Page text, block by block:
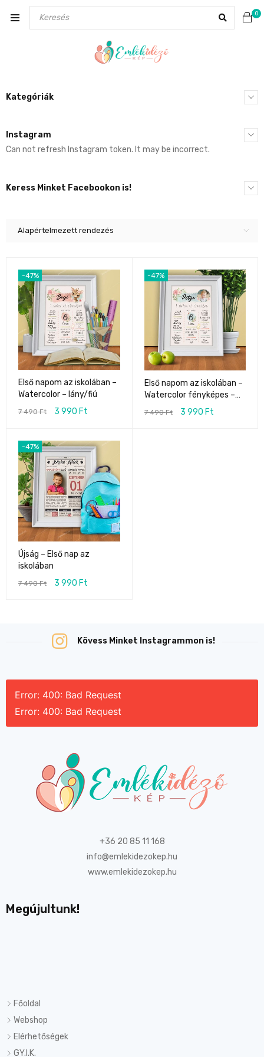
0
Kategóriák
Instagram
Can not refresh Instagram token. It may be incorrect.
Keress Minket Facebookon is!
Alapértelmezett rendezés
-47%
Első napom az iskolában –
Watercolor – lány/fiú
7 490Ft 3 990 Ft
-47%
Első napom az iskolában –
Watercolor fényképes –
7 490Ft 3 990 Ft
-47%
Újság – Első nap az
iskolában
7 490Ft 3 990 Ft
Kövess Minket Instagrammon is!
Error: 400: Bad Request
Error: 400: Bad Request
+36 20 85 11 168
info@emlekidezokep.hu
www.emlekidezokep.hu
Megújultunk!
Főoldal
Webshop
Elérhetőségek
GY.I.K.